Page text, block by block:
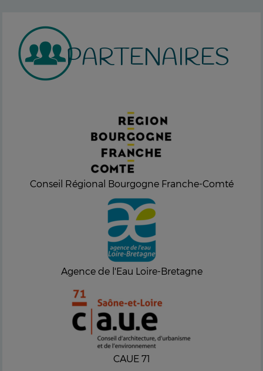
PARTENAIRES
Conseil Régional Bourgogne Franche-Comté
Agence de l'Eau Loire-Bretagne
CAUE 71